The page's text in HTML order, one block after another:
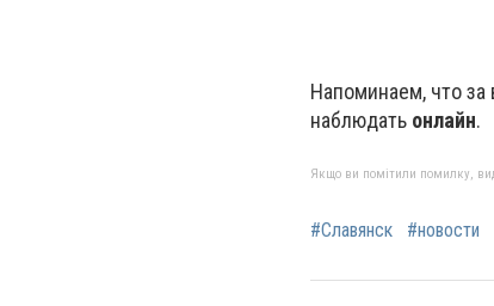
Напоминаем, что
наблюдать онлайн.
Якщо ви помітили помилку,
#Славянск #новости